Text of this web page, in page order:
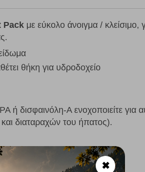
Pack με εύκολο άνοιγμα / κλείσιμο,
θήκη για υδροδοχείο
ή δισφαινόλη-Α ενοχοποιείτε για
διαταραχών του ήπατος).
✖